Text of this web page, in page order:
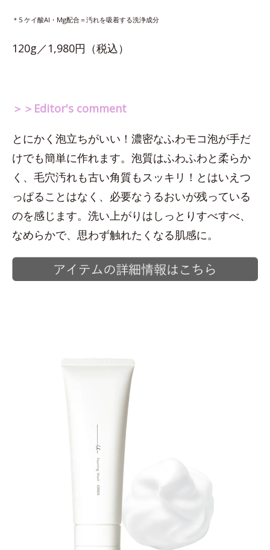
＊5 ケイ酸Al・Mg配合＝汚れを吸着する洗浄成分
120g／1,980円（税込）
＞＞Editor's comment
とにかく泡立ちがいい！濃密なふわモコ泡が手だ
けでも簡単に作れます。泡質はふわふわと柔らか
く、毛穴汚れも古い角質もスッキリ！とはいえつ
っぱることはなく、必要なうるおいが残っている
のを感じます。洗い上がりはしっとりすべすべ、
なめらかで、思わず触れたくなる肌感に。